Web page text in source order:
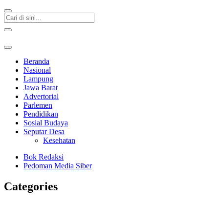
Beranda
Nasional
Lampung
Jawa Barat
Advertorial
Parlemen
Pendidikan
Sosial Budaya
Seputar Desa
Kesehatan
Bok Redaksi
Pedoman Media Siber
Categories